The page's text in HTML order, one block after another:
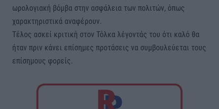
ωρολογιακή βόμβα στην ασφάλεια των πολιτών, όπως
χαρακτηριστικά αναφέρουν.
Τέλος ασκεί κριτική στον Τόλκα λέγοντάς του ότι καλό θα
ήταν πριν κάνει επίσημες προτάσεις να συμβουλεύεται τους
επίσημους φορείς.